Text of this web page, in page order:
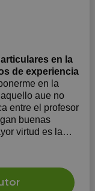
en la
de experiencia
en la
aue no
entre el profesor
buenas
virtud es la
ya que soy